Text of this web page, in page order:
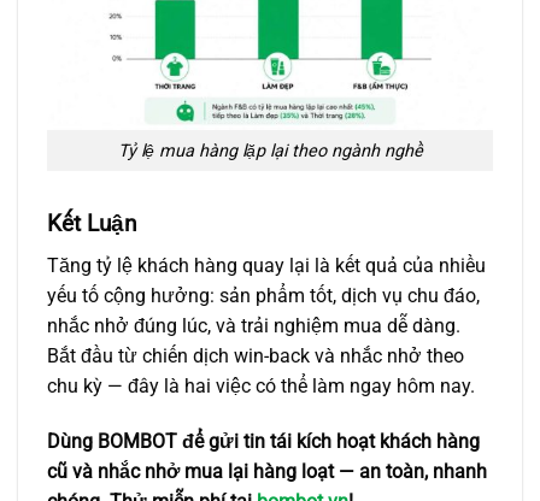
Tỷ lệ mua hàng lặp lại theo ngành nghề
Kết Luận
Tăng tỷ lệ khách hàng quay lại là kết quả của nhiều
yếu tố cộng hưởng: sản phẩm tốt, dịch vụ chu đáo,
nhắc nhở đúng lúc, và trải nghiệm mua dễ dàng.
Bắt đầu từ chiến dịch win-back và nhắc nhở theo
chu kỳ — đây là hai việc có thể làm ngay hôm nay.
Dùng BOMBOT để gửi tin tái kích hoạt khách hàng
cũ và nhắc nhở mua lại hàng loạt — an toàn, nhanh